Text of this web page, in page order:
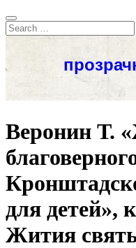
Веронин Т.
для детей»,
Жития